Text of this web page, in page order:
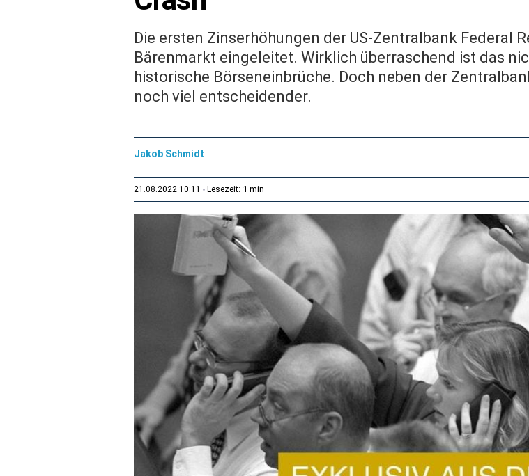
Die ersten Zinserhöhungen der US-Zentralbank Federal
Bärenmarkt eingeleitet. Wirklich überraschend ist das
historische Börseneinbrüche. Doch neben der
noch viel entscheidender.
Jakob Schmidt
21.08.2022 10:11 Lesezeit: 1 min